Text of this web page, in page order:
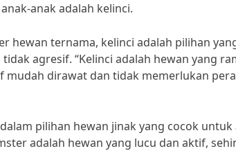
anak adalah kelinci.
hewan ternama, kelinci adalah pilihan
agresif. “Kelinci adalah hewan yang
dirawat dan tidak memerlukan
pilihan hewan jinak yang cocok untuk
adalah hewan yang lucu dan aktif,